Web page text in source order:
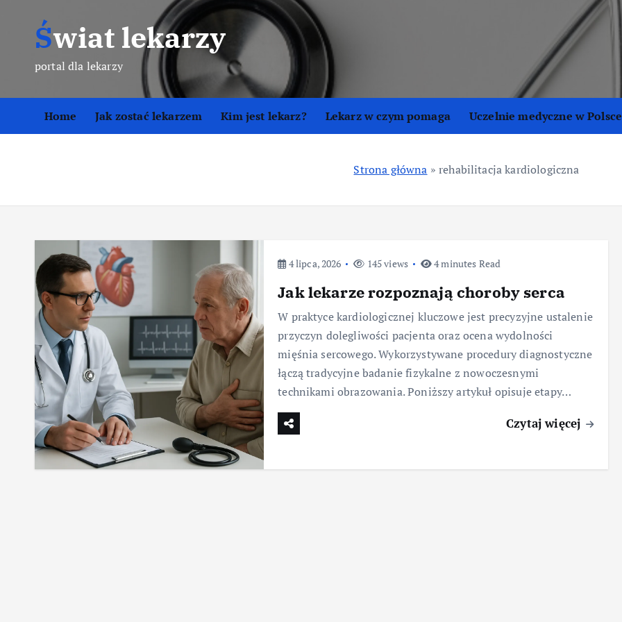
o
Świat lekarzy
portal dla lekarzy
Home Jak zostać lekarzem Kim jest lekarz? Lekarz w czym pomaga Uczelnie medyczne w Polsce
Strona główna »rehabilitacja kardiologiczna
4 lipca, 2026 145 views 4 minutes Read
Jak lekarze rozpoznają choroby serca
W praktyce kardiologicznej kluczowe jest precyzyjne ustalenie
przyczyn dolegliwości pacjenta oraz ocena wydolności
mięśnia sercowego. Wykorzystywane procedury diagnostyczne
łączą tradycyjne badanie fizykalne z nowoczesnymi
technikami obrazowania. Poniższy artykuł opisuje etapy…
Czytaj więcej